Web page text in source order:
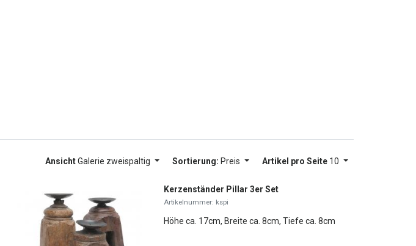
AnsichtGalerie zweispaltig Sortierung: Preis Artikel pro Seite 10
Kerzenständer Pillar 3er Set
Artikelnummer: kspi
Höhe ca. 17cm, Breite ca. 8cm, Tiefe ca. 8cm